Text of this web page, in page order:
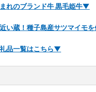
れのブランド牛 黒毛姫牛▼
い蔵！種子島産サツマイモ
品一覧はこちら▼